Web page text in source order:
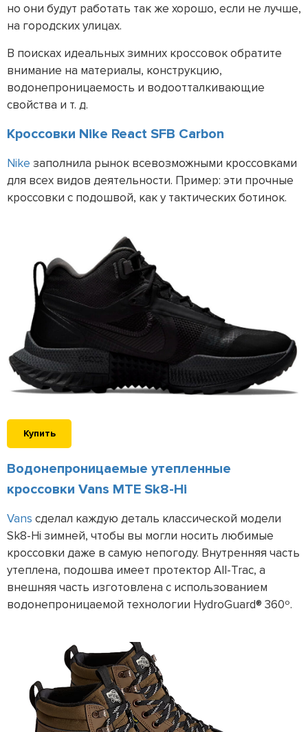
но они будут работать так же хорошо, если не лучше,
на городских улицах.
В поисках идеальных зимних кроссовок обратите
внимание на материалы, конструкцию,
водонепроницаемость и водоотталкивающие
свойства и т. д.
Кроссовки Nike React SFB Carbon
Nike заполнила рынок всевозможными кроссовками
для всех видов деятельности. Пример: эти прочные
кроссовки с подошвой, как у тактических ботинок.
Купить
Водонепроницаемые утепленные
кроссовки Vans MTE Sk8-Hi
Vans сделал каждую деталь классической модели
Sk8-Hi зимней, чтобы вы могли носить любимые
кроссовки даже в самую непогоду. Внутренняя часть
утеплена, подошва имеет протектор All-Trac, а
внешняя часть изготовлена с использованием
водонепроницаемой технологии HydroGuard® 360º.